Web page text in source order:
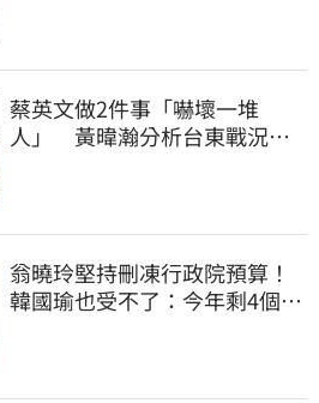
蔡英文做2件事「嚇壞一堆
人」 黃暐瀚分析台東戰況：
翁曉玲堅持刪凍行政院預算！
韓國瑜也受不了：今年剩4個月